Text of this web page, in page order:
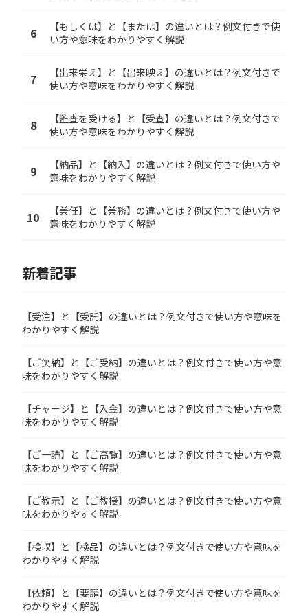
6
【もしくは】と【または】の違いとは？例文付きで使
い方や意味をわかりやすく解説
7
【出来栄え】と【出来映え】の違いとは？例文付きで
使い方や意味をわかりやすく解説
8
【監査を受ける】と【受査】の違いとは？例文付きで
使い方や意味をわかりやすく解説
9
【納品】と【納入】の違いとは？例文付きで使い方や
意味をわかりやすく解説
10
【兼任】と【兼務】の違いとは？例文付きで使い方や
意味をわかりやすく解説
新着記事
【受注】と【受託】の違いとは？例文付きで使い方や意味を
わかりやすく解説
【ご笑納】と【ご受納】の違いとは？例文付きで使い方や意
味をわかりやすく解説
【チャージ】と【入金】の違いとは？例文付きで使い方や意
味をわかりやすく解説
【ご一読】と【ご高覧】の違いとは？例文付きで使い方や意
味をわかりやすく解説
【ご教示】と【ご教授】の違いとは？例文付きで使い方や意
味をわかりやすく解説
【検収】と【検品】の違いとは？例文付きで使い方や意味を
わかりやすく解説
【依頼】と【要請】の違いとは？例文付きで使い方や意味を
わかりやすく解説